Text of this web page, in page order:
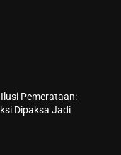
Pemerataan:
Dipaksa Jadi